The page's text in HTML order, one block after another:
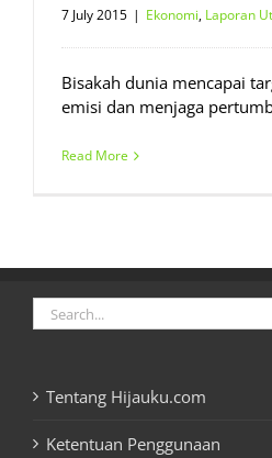
7 July 2015 | Ekonomi, Laporan
Bisakah dunia mencapai
emisi dan menjaga
Read More
Search
for:
Tentang Hijauku.com
Ketentuan Penggunaan